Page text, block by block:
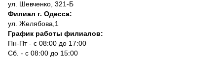
ул. Шевченко, 321-Б
Филиал г. Одесса:
ул. Желябова,1
График работы филиалов:
Пн-Пт - с 08:00 до 17:00
Сб. - с 08:00 до 15:00